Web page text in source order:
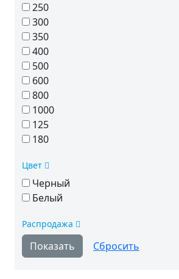
250
300
350
400
500
600
800
1000
125
180
Цвет
Черный
Белый
Распродажа